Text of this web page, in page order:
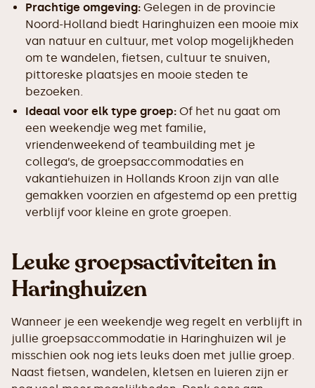
Prachtige omgeving: Gelegen in de provincie
Noord-Holland biedt Haringhuizen een mooie mix
van natuur en cultuur, met volop mogelijkheden
om te wandelen, fietsen, cultuur te snuiven,
pittoreske plaatsjes en mooie steden te
bezoeken.
Ideaal voor elk type groep: Of het nu gaat om
een weekendje weg met familie,
vriendenweekend of teambuilding met je
collega’s, de groepsaccommodaties en
vakantiehuizen in Hollands Kroon zijn van alle
gemakken voorzien en afgestemd op een prettig
verblijf voor kleine en grote groepen.
Leuke groepsactiviteiten in
Haringhuizen
Wanneer je een weekendje weg regelt en verblijft in
jullie groepsaccommodatie in Haringhuizen wil je
misschien ook nog iets leuks doen met jullie groep.
Naast fietsen, wandelen, kletsen en luieren zijn er